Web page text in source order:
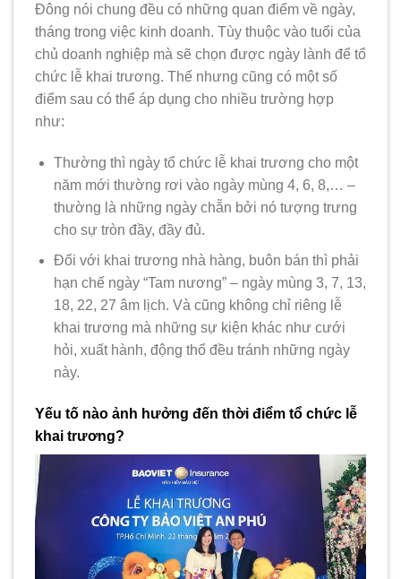
Đông nói chung đều có những quan điểm về ngày,
tháng trong việc kinh doanh. Tùy thuộc vào tuổi của
chủ doanh nghiệp mà sẽ chọn được ngày lành để tổ
chức lễ khai trương. Thế nhưng cũng có một số
điểm sau có thể áp dụng cho nhiều trường hợp
như:
Thường thì ngày tổ chức lễ khai trương cho một
năm mới thường rơi vào ngày mùng 4, 6, 8,… –
thường là những ngày chẵn bởi nó tượng trưng
cho sự tròn đầy, đầy đủ.
Đối với khai trương nhà hàng, buôn bán thì phải
hạn chế ngày “Tam nương” – ngày mùng 3, 7, 13,
18, 22, 27 âm lịch. Và cũng không chỉ riêng lễ
khai trương mà những sự kiện khác như cưới
hỏi, xuất hành, động thổ đều tránh những ngày
này.
Yếu tố nào ảnh hưởng đến thời điểm tổ chức lễ
khai trương?